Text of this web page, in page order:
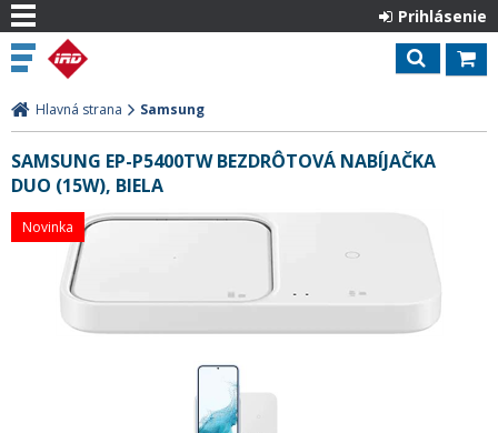
Prihlásenie
Hlavná strana Samsung
SAMSUNG EP-P5400TW BEZDRÔTOVÁ NABÍJAČKA
DUO (15W), BIELA
Novinka